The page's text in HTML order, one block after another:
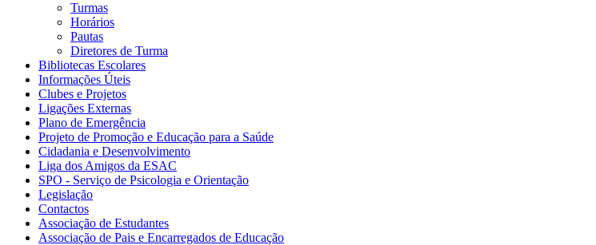
Turmas
Horários
Pautas
Diretores de Turma
Bibliotecas Escolares
Informações Úteis
Clubes e Projetos
Ligações Externas
Plano de Emergência
Projeto de Promoção e Educação para a Saúde
Cidadania e Desenvolvimento
Liga dos Amigos da ESAC
SPO - Serviço de Psicologia e Orientação
Legislação
Contactos
Associação de Estudantes
Associação de Pais e Encarregados de Educação